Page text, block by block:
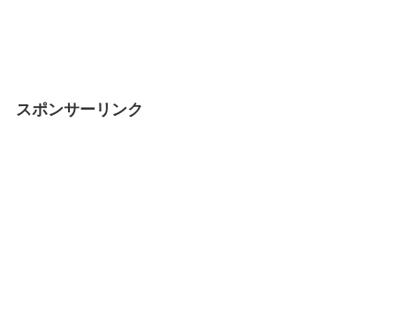
スポンサーリンク